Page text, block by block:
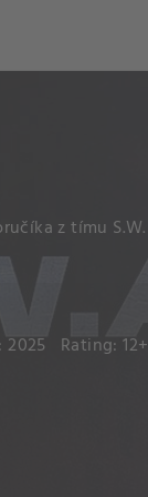
z tímu S.W.
2025 Rating: 12+